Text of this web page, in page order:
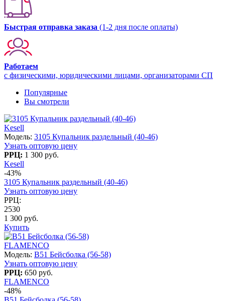
Быстрая отправка заказа (1-2 дня после оплаты)
Работаем
с физическими, юридическими лицами, организаторами СП
Популярные
Вы смотрели
Kesell
Модель: 3105 Купальник раздельный (40-46)
Узнать оптовую цену
РРЦ: 1 300 руб.
Kesell
-43%
3105 Купальник раздельный (40-46)
Узнать оптовую цену
РРЦ:
2530
1 300 руб.
Купить
FLAMENCO
Модель: B51 Бейсболка (56-58)
Узнать оптовую цену
РРЦ: 650 руб.
FLAMENCO
-48%